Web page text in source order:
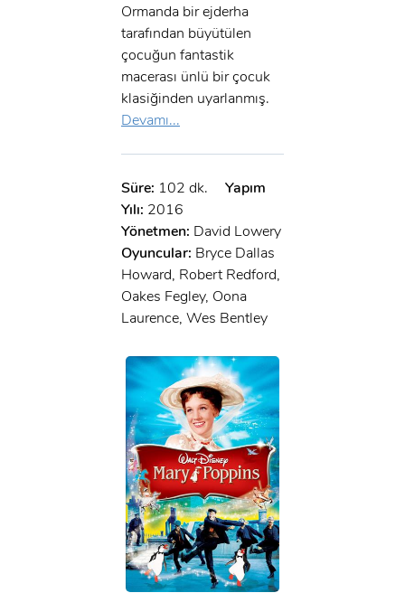
Ormanda bir ejderha
tarafından büyütülen
çocuğun fantastik
macerası ünlü bir çocuk
klasiğinden uyarlanmış.
Devamı...
Süre: 102 dk.
Yapım
Yılı: 2016
Yönetmen: David Lowery
Oyuncular: Bryce Dallas
Howard, Robert Redford,
Oakes Fegley, Oona
Laurence, Wes Bentley